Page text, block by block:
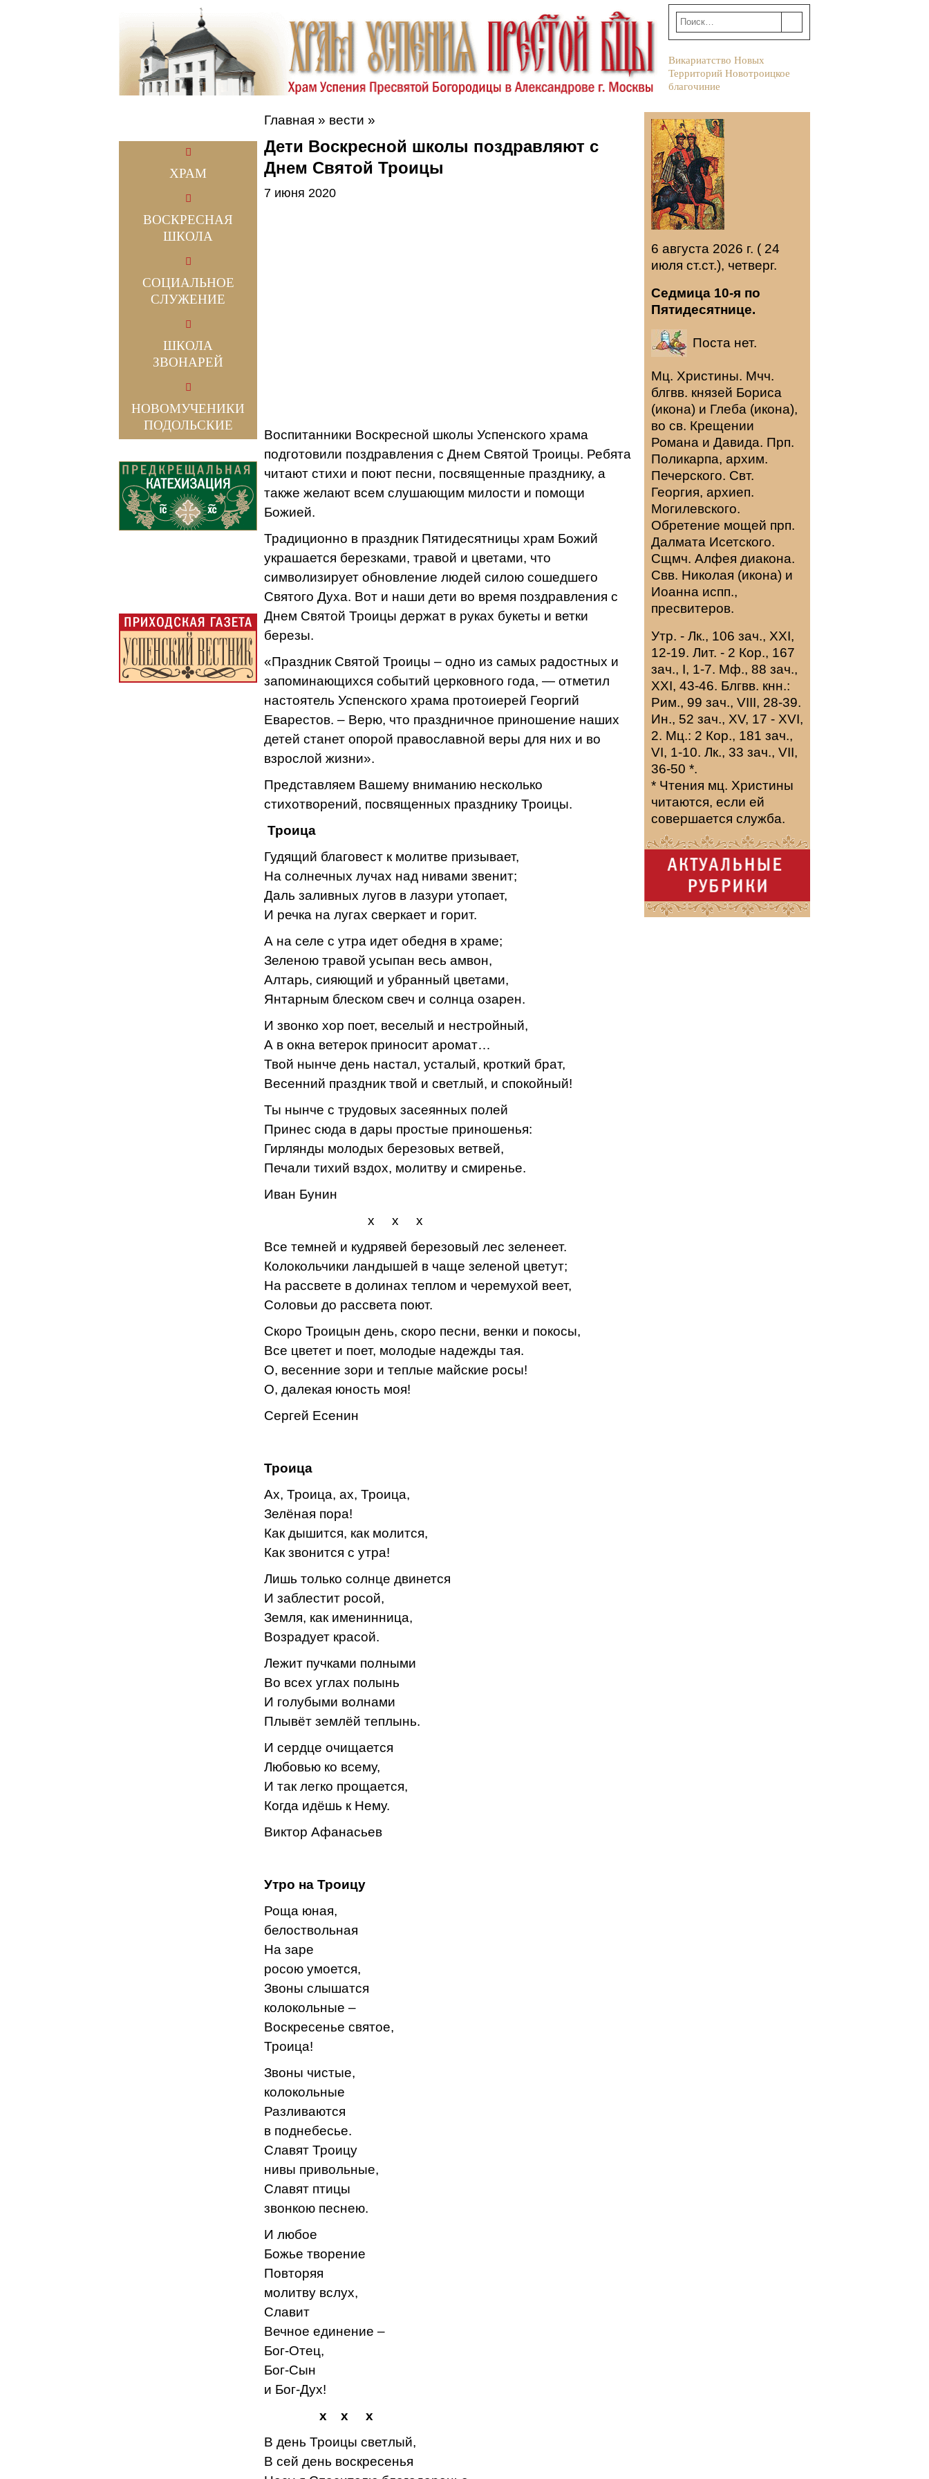
Викариатство Новых
Территорий Новотроицкое
благочиние
ХРАМ
ВОСКРЕСНАЯ
ШКОЛА
СОЦИАЛЬНОЕ
СЛУЖЕНИЕ
ШКОЛА
ЗВОНАРЕЙ
НОВОМУЧЕНИКИ
ПОДОЛЬСКИЕ
Главная » вести »
Дети Воскресной школы поздравляют с
Днем Святой Троицы
7 июня 2020
Воспитанники Воскресной школы Успенского храма
подготовили поздравления с Днем Святой Троицы. Ребята
читают стихи и поют песни, посвященные празднику, а
также желают всем слушающим милости и помощи
Божией.
Традиционно в праздник Пятидесятницы храм Божий
украшается березками, травой и цветами, что
символизирует обновление людей силою сошедшего
Святого Духа. Вот и наши дети во время поздравления с
Днем Святой Троицы держат в руках букеты и ветки
березы.
«Праздник Святой Троицы – одно из самых радостных и
запоминающихся событий церковного года, — отметил
настоятель Успенского храма протоиерей Георгий
Еварестов. – Верю, что праздничное приношение наших
детей станет опорой православной веры для них и во
взрослой жизни».
Представляем Вашему вниманию несколько
стихотворений, посвященных празднику Троицы.
Троица
Гудящий благовест к молитве призывает,
На солнечных лучах над нивами звенит;
Даль заливных лугов в лазури утопает,
И речка на лугах сверкает и горит.
А на селе с утра идет обедня в храме;
Зеленою травой усыпан весь амвон,
Алтарь, сияющий и убранный цветами,
Янтарным блеском свеч и солнца озарен.
И звонко хор поет, веселый и нестройный,
А в окна ветерок приносит аромат…
Твой нынче день настал, усталый, кроткий брат,
Весенний праздник твой и светлый, и спокойный!
Ты нынче с трудовых засеянных полей
Принес сюда в дары простые приношенья:
Гирлянды молодых березовых ветвей,
Печали тихий вздох, молитву и смиренье.
Иван Бунин
х х х
Все темней и кудрявей березовый лес зеленеет.
Колокольчики ландышей в чаще зеленой цветут;
На рассвете в долинах теплом и черемухой веет,
Соловьи до рассвета поют.
Скоро Троицын день, скоро песни, венки и покосы,
Все цветет и поет, молодые надежды тая.
О, весенние зори и теплые майские росы!
О, далекая юность моя!
Сергей Есенин
Троица
Ах, Троица, ах, Троица,
Зелёная пора!
Как дышится, как молится,
Как звонится с утра!
Лишь только солнце двинется
И заблестит росой,
Земля, как именинница,
Возрадует красой.
Лежит пучками полными
Во всех углах полынь
И голубыми волнами
Плывёт землёй теплынь.
И сердце очищается
Любовью ко всему,
И так легко прощается,
Когда идёшь к Нему.
Виктор Афанасьев
Утро на Троицу
Роща юная,
белоствольная
На заре
росою умоется,
Звоны слышатся
колокольные –
Воскресенье святое,
Троица!
Звоны чистые,
колокольные
Разливаются
в поднебесье.
Славят Троицу
нивы привольные,
Славят птицы
звонкою песнею.
И любое
Божье творение
Повторяя
молитву вслух,
Славит
Вечное единение –
Бог-Отец,
Бог-Сын
и Бог-Дух!
х х х
В день Троицы светлый,
В сей день воскресенья
6 августа 2026 г. ( 24
июля ст.ст.), четверг.
Седмица 10-я по
Пятидесятнице.
Поста нет.
Мц. Христины. Мчч.
блгвв. князей Бориса
(икона) и Глеба (икона),
во св. Крещении
Романа и Давида. Прп.
Поликарпа, архим.
Печерского. Свт.
Георгия, архиеп.
Могилевского.
Обретение мощей прп.
Далмата Исетского.
Сщмч. Алфея диакона.
Свв. Николая (икона) и
Иоанна испп.,
пресвитеров.
Утр. - Лк., 106 зач., XXI,
12-19. Лит. - 2 Кор., 167
зач., I, 1-7. Мф., 88 зач.,
XXI, 43-46. Блгвв. кнн.:
Рим., 99 зач., VIII, 28-39.
Ин., 52 зач., XV, 17 - XVI,
2. Мц.: 2 Кор., 181 зач.,
VI, 1-10. Лк., 33 зач., VII,
36-50 *.
* Чтения мц. Христины
читаются, если ей
совершается служба.